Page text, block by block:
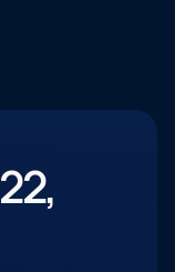
22,